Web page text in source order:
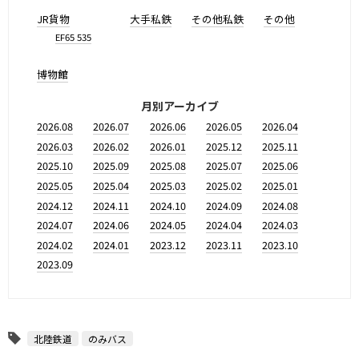
JR貨物
EF65 535
大手私鉄 その他私鉄 その他
博物館
月別アーカイブ
2026.08 2026.07 2026.06 2026.05
2026.04
2026.03
2026.02 2026.01 2025.12
2025.11
2025.10
2025.09 2025.08 2025.07
2025.06
2025.05
2025.04 2025.03 2025.02
2025.01
2024.12
2024.11 2024.10 2024.09
2024.08
2024.07
2024.06 2024.05 2024.04
2024.03
2024.02
2024.01 2023.12 2023.11
2023.10
2023.09
北陸鉄道 のみバス